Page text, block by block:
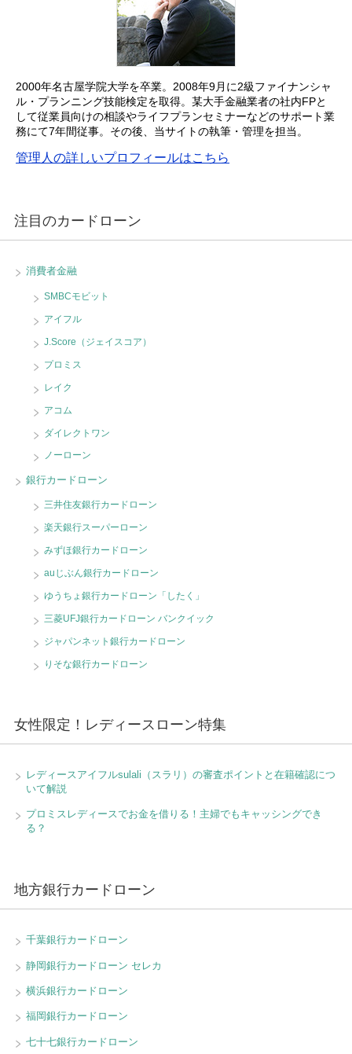
2000年名古屋学院大学を卒業。2008年9月に2級ファイナンシャ
ル・プランニング技能検定を取得。某大手金融業者の社内FPと
して従業員向けの相談やライフプランセミナーなどのサポート業
務にて7年間従事。その後、当サイトの執筆・管理を担当。
管理人の詳しいプロフィールはこちら
注目のカードローン
消費者金融
SMBCモビット
アイフル
J.Score（ジェイスコア）
プロミス
レイク
アコム
ダイレクトワン
ノーローン
銀行カードローン
三井住友銀行カードローン
楽天銀行スーパーローン
みずほ銀行カードローン
auじぶん銀行カードローン
ゆうちょ銀行カードローン「したく」
三菱UFJ銀行カードローン バンクイック
ジャパンネット銀行カードローン
りそな銀行カードローン
女性限定！レディースローン特集
レディースアイフルsulali（スラリ）の審査ポイントと在籍確認につ
いて解説
プロミスレディースでお金を借りる！主婦でもキャッシングでき
る？
地方銀行カードローン
千葉銀行カードローン
静岡銀行カードローン セレカ
横浜銀行カードローン
福岡銀行カードローン
七十七銀行カードローン